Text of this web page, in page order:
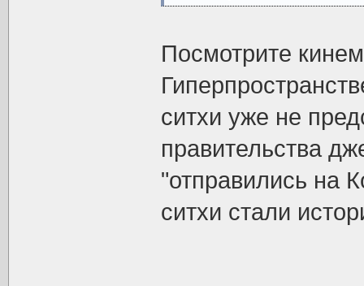
Посмотрите
ситхи уже не
правительства
"отправились на
ситхи стали